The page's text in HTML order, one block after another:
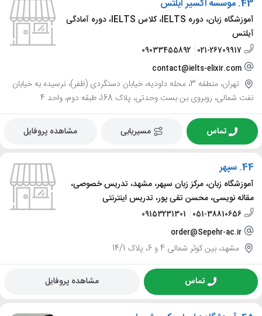
43. موسسه اکسیر آیلتس
آموزشگاه زبان، دوره IELTS، کلاس IELTS، دوره آمادگی
آیلتس
021-26709917
09033455892
contact@ielts-elixir.com
تهران، منطقه 3، محله داودیه، خیابان دستگردی (ظفر)، نرسیده به خیابان
نفت شمالی، روبروی بن بست وحدتی، پلاک 168، طبقه دوم، واحد 4
تماس مسیریابی مشاهده پروفایل
44. سپهر
آموزشگاه زبان، مرکز زبان سپهر، مشهد، تدریس خصوصی،
مقاله نویسی، محسن تقی پور، تدریس اینترنتی
051-38810656
09153231301
order@Sepehr-ac.ir
مشهد، بین کوثر شمالی 4 و 6، پلاک 14/1
تماس مشاهده پروفایل